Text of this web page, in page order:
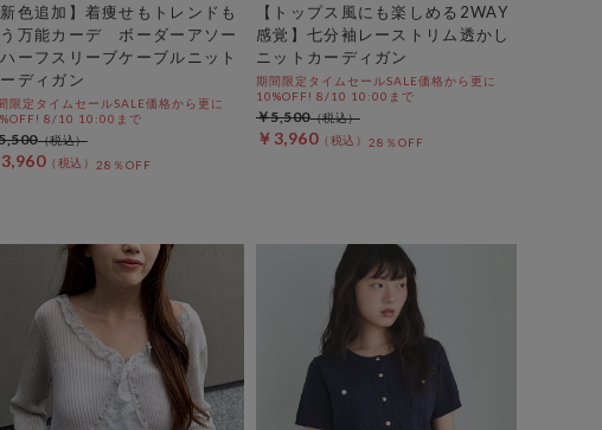
新色追加】着痩せもトレンドも
万能カーデ ボーダーアソー
ハーフスリーブケーブルニット
ディガン
限定タイムセールSALE価格から更に
8/10 10:00まで
3,960 28％OFF
【トップス風にも楽しめる2WAY
感覚】七分袖レーストリム透かし
ニットカーディガン
期間限定タイムセールSALE価格から更に
10%OFF! 8/10 10:00まで
￥3,960 28％OFF
￥5,500